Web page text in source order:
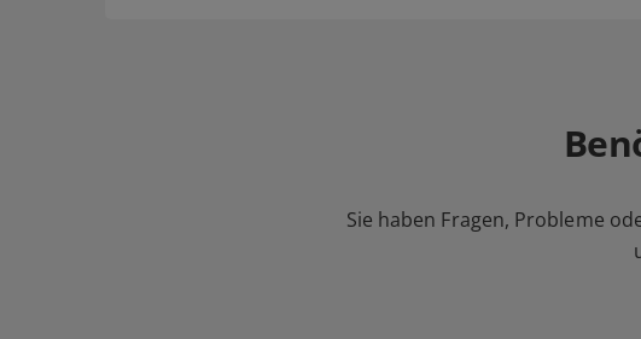
Sie haben Fragen, Probleme